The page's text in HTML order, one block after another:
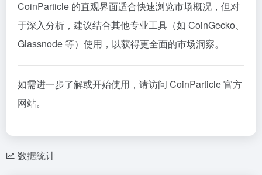
CoinParticle 的直观界面适合快速浏览市场概况，但对
于深入分析，建议结合其他专业工具（如 CoinGecko、
Glassnode 等）使用，以获得更全面的市场洞察。
如需进一步了解或开始使用，请访问 CoinParticle 官方
网站。
数据统计